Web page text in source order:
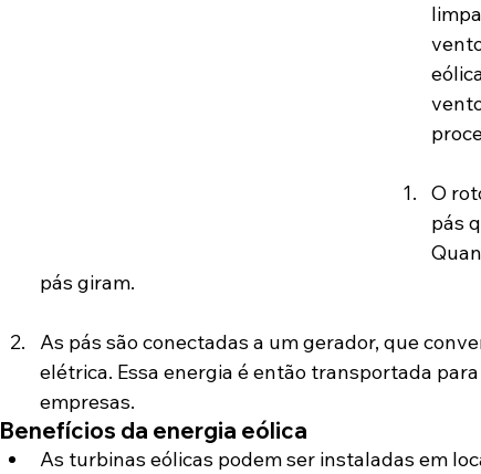
O
pás
pás giram.
As pás são conectadas a um gerador, que
elétrica. Essa energia é então transportada
empresas.
Benefícios da energia eólica
As turbinas eólicas podem ser instaladas em